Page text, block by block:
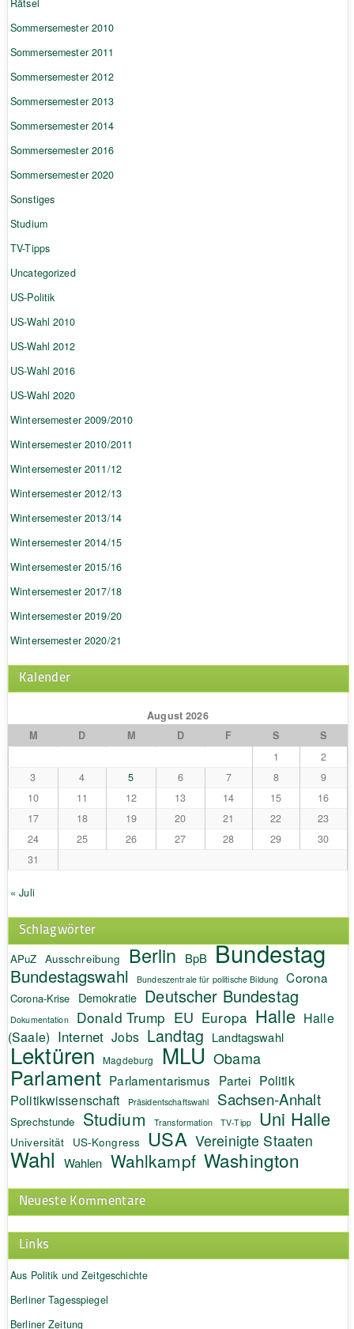
Rätsel
Sommersemester 2010
Sommersemester 2011
Sommersemester 2012
Sommersemester 2013
Sommersemester 2014
Sommersemester 2016
Sommersemester 2020
Sonstiges
Studium
TV-Tipps
Uncategorized
US-Politik
US-Wahl 2010
US-Wahl 2012
US-Wahl 2016
US-Wahl 2020
Wintersemester 2009/2010
Wintersemester 2010/2011
Wintersemester 2011/12
Wintersemester 2012/13
Wintersemester 2013/14
Wintersemester 2014/15
Wintersemester 2015/16
Wintersemester 2017/18
Wintersemester 2019/20
Wintersemester 2020/21
Kalender
August 2026
M
D M D F S
S
1
2
3
4 5 6 7 8
9
10
11 12 13 14 15
16
17
18 19 20 21 22
23
24
25 26 27 28 29
30
31
« Juli
Schlagwörter
APuZ Ausschreibung Berlin BpB Bundestag
Bundestagswahl Bundeszentrale für politische Bildung Corona
Corona-Krise Demokratie Deutscher Bundestag
Dokumentation Donald Trump EU Europa Halle Halle
(Saale) Internet Jobs Landtag Landtagswahl
Lektüren Magdeburg MLU Obama
Parlament Parlamentarismus Partei Politik
Politikwissenschaft Präsidentschaftswahl Sachsen-Anhalt
Sprechstunde Studium Transformation TV-Tipp Uni Halle
Universität US-Kongress USA Vereinigte Staaten
Wahl Wahlen Wahlkampf Washington
Neueste Kommentare
Links
Aus Politik und Zeitgeschichte
Berliner Tagesspiegel
Berliner Zeitung